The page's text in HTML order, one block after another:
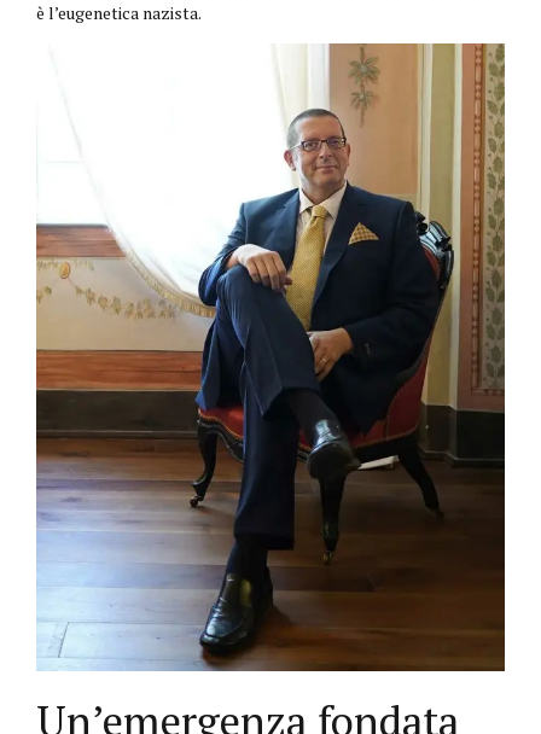
è l’eugenetica nazista.
Un’emergenza fondata